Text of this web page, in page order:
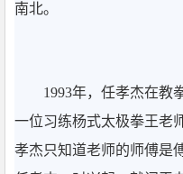
南北。
1993年，任孝杰在教
一位习练杨式太极拳王老
孝杰只知道老师的师傅是